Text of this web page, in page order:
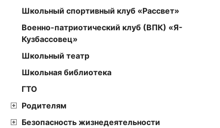
Школьный спортивный клуб «Рассвет»
Военно-патриотический клуб (ВПК) «Я-
Кузбассовец»
Школьный театр
Школьная библиотека
ГТО
Родителям
Безопасность жизнедеятельности